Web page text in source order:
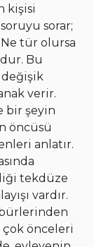
kişisi
sorar;
Ne tür olursa
Bu
verir.
bir şeyin
öncüsü
anlatır.
tekdüze
vardır.
çok önceleri